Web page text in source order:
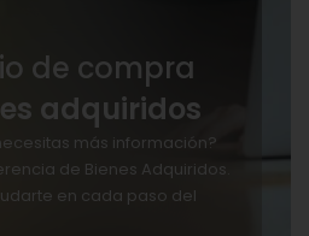
de compra
adquiridos
más información?
de Bienes Adquiridos.
en cada paso del